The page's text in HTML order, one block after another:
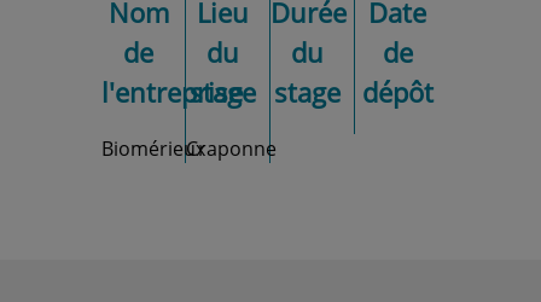
Nom
de
l'entreprise
Biomérieux
Lieu
du
stage
Craponne
Durée
du
stage
Date
de
dépôt